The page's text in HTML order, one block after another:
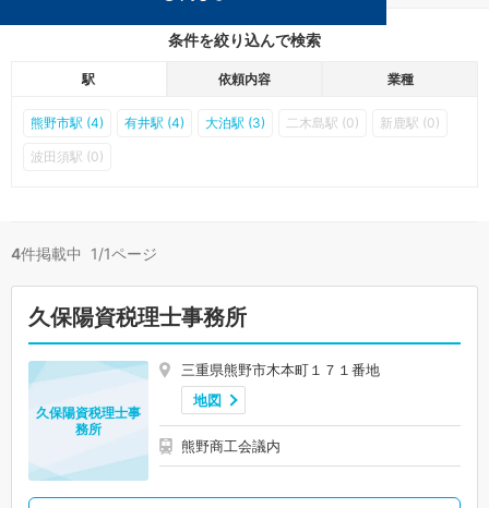
条件を絞り込んで検索
駅 依頼内容 業種
熊野市駅 (4) 有井駅 (4) 大泊駅 (3) 二木島駅 (0) 新鹿駅 (0)
波田須駅 (0)
4件掲載中 1/1ページ
久保陽資税理士事務所
三重県熊野市木本町１７１番地
地図
熊野商工会議内
久保陽資税理士事
務所